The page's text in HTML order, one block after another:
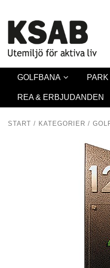
GOLFBANA
REA & ERBJUDANDEN
START / KATEGORIER /